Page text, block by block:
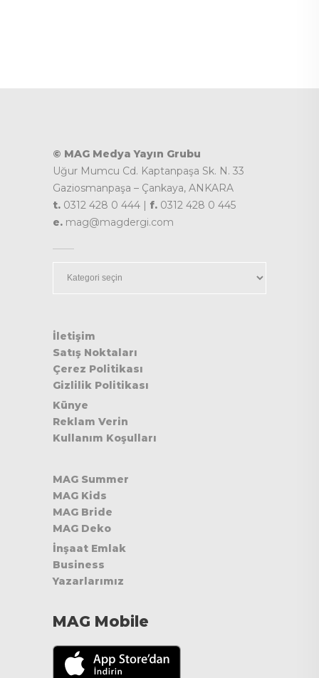
© MAG Medya Yayın Grubu
Uğur Mumcu Cd. Kaptanpaşa Sk. N. 33
Gaziosmanpaşa – Çankaya, ANKARA
t. 0312 428 0 444 | f. 0312 428 0 445
e. mag@magdergi.com
İletişim
Satış Noktaları
Çerez Politikası
Gizlilik Politikası
Künye
Reklam Verin
Kullanım Koşulları
MAG Summer
MAG Kids
MAG Bride
MAG Deko
İnşaat Emlak
Business
Yazarlarımız
MAG Mobile